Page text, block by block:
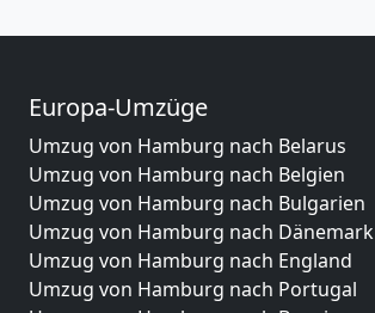
Europa-Umzüge
Umzug von Hamburg nach Belarus
Umzug von Hamburg nach Belgien
Umzug von Hamburg nach Bulgarien
Umzug von Hamburg nach Dänemark
Umzug von Hamburg nach England
Umzug von Hamburg nach Portugal